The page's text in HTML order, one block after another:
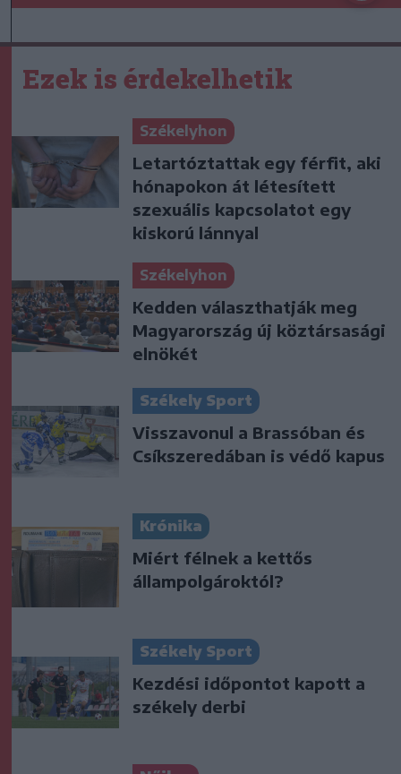
Ezek is érdekelhetik
Székelyhon
Letartóztattak egy férfit, aki
hónapokon át létesített
szexuális kapcsolatot egy
kiskorú lánnyal
Székelyhon
Kedden választhatják meg
Magyarország új köztársasági
elnökét
Székely Sport
Visszavonul a Brassóban és
Csíkszeredában is védő kapus
Krónika
Miért félnek a kettős
állampolgároktól?
Székely Sport
Kezdési időpontot kapott a
székely derbi